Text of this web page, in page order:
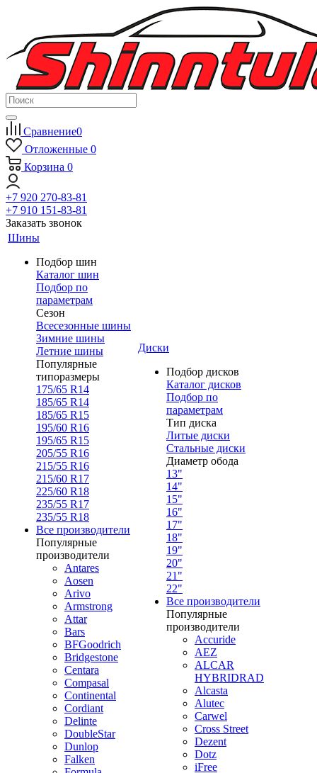
Сравнение0
Отложенные 0
Корзина 0
+7 920 270-83-81
+7 910 151-83-81
Заказать звонок
Шины
Подбор шин
Каталог шин
Подбор по
параметрам
Сезон
Всесезонные шины
Зимние шины
Летние шины
Популярные
типоразмеры
175/65 R14
185/65 R14
185/65 R15
195/60 R16
195/65 R15
205/55 R16
215/55 R16
215/60 R17
225/60 R18
235/55 R17
235/55 R18
Все производители
Популярные
производители
Antares
Aosen
Arivo
Armstrong
Attar
Bars
BFGoodrich
Bridgestone
Centara
Compasal
Continental
Cordiant
Delinte
DoubleStar
Dunlop
Falken
Диски
Подбор дисков
Каталог дисков
Подбор по
параметрам
Тип диска
Литые диски
Стальные диски
Диаметр обода
13"
14"
15"
16"
17"
18"
19"
20"
21"
22"
Все производители
Популярные
производители
Accuride
AEZ
ALCAR
HYBRIDRAD
Alcasta
Alutec
Carwel
Cross Street
Dezent
Dotz
iFree